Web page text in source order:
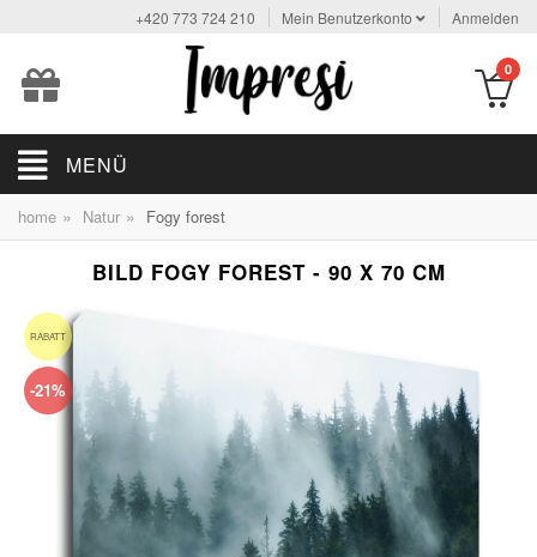
+420 773 724 210 Mein Benutzerkonto Anmelden
0
MENÜ
home » Natur » Fogy forest
BILD FOGY FOREST - 90 X 70 CM
RABATT
-21%